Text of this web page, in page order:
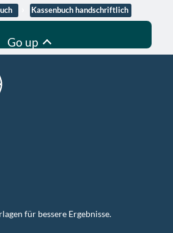
Kassenbuch handschriftlich
Go up
für bessere Ergebnisse.